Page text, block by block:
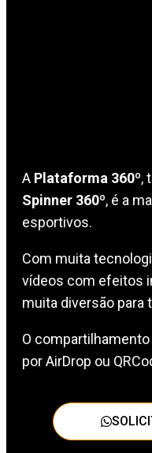
A Plataforma 360º,
Spinner 360º, é a
esportivos.
Com muita
vídeos com efeitos
muita diversão para
O
por AirDrop ou